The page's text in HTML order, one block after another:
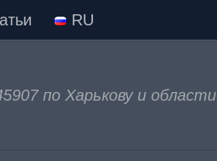
RU
по Харькову и области